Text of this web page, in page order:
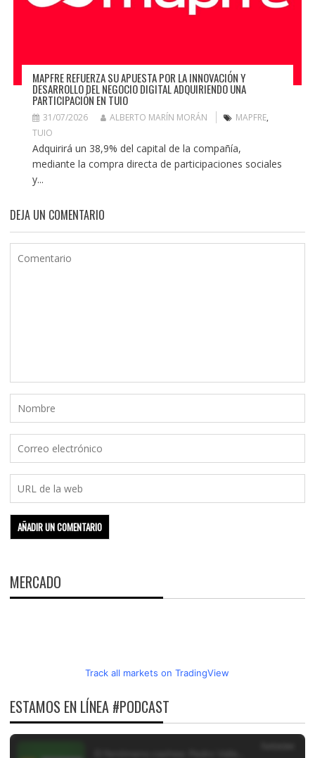
MAPFRE REFUERZA SU APUESTA POR LA INNOVACIÓN Y
DESARROLLO DEL NEGOCIO DIGITAL ADQUIRIENDO UNA
PARTICIPACIÓN EN TUIO
31/07/2026 ALBERTO MARÍN MORÁN MAPFRE,
TUIO
Adquirirá un 38,9% del capital de la compañía,
mediante la compra directa de participaciones sociales
y...
DEJA UN COMENTARIO
MERCADO
Track all markets on TradingView
ESTAMOS EN LÍNEA #PODCAST